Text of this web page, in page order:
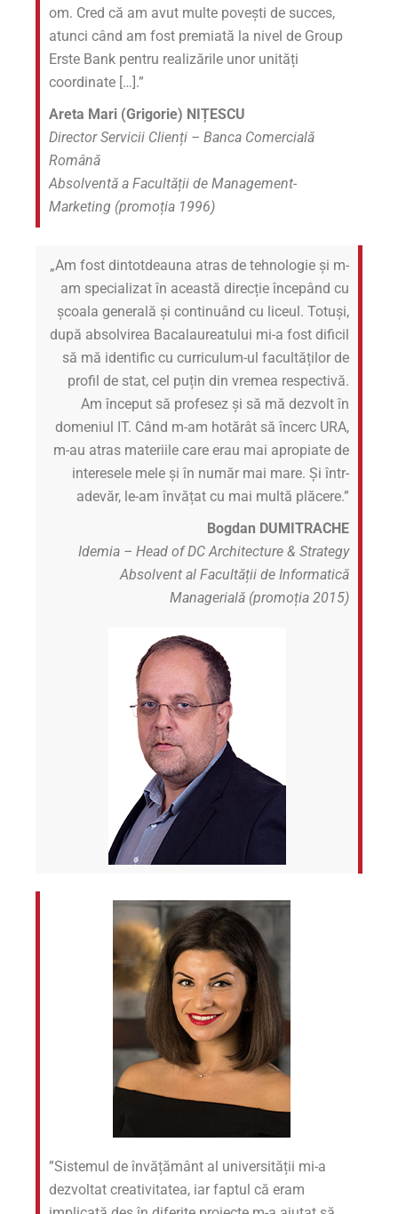
om. Cred că am avut multe povești de succes,
atunci când am fost premiată la nivel de Group
Erste Bank pentru realizările unor unități
coordinate […].”
Areta Mari (Grigorie) NIȚESCU
Director Servicii Clienți – Banca Comercială
Română
Absolventă a Facultății de Management-
Marketing (promoția 1996)
„Am fost dintotdeauna atras de tehnologie și m-
am specializat în această direcție începând cu
școala generală și continuând cu liceul. Totuși,
după absolvirea Bacalaureatului mi-a fost dificil
să mă identific cu curriculum-ul facultăților de
profil de stat, cel puțin din vremea respectivă.
Am început să profesez și să mă dezvolt în
domeniul IT. Când m-am hotărât să încerc URA,
m-au atras materiile care erau mai apropiate de
interesele mele și în număr mai mare. Și într-
adevăr, le-am învățat cu mai multă plăcere.”
Bogdan DUMITRACHE
Idemia – Head of DC Architecture & Strategy
Absolvent al Facultății de Informatică
Managerială (promoția 2015)
”Sistemul de învățământ al universității mi-a
dezvoltat creativitatea, iar faptul că eram